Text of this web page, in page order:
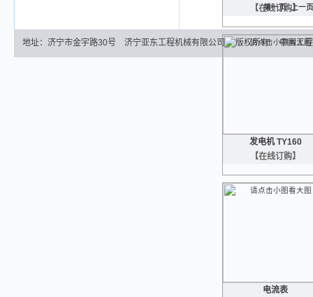
【在线订购】
发电机 TY160
【在线订购】
电流表
第一页 上一页
地址：济宁市金宇路30号 济宁亚东工程机械有限公司 版权所有中国工